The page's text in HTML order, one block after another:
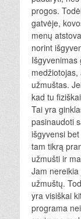
progos.
gatvėje,
menų
norint
užmuštas.
kad tu
Tai yra
pasinaudoti
išgyvensi
tam tikrą
užmušti ir
Jam
užmuštų.
yra visiškai
programa